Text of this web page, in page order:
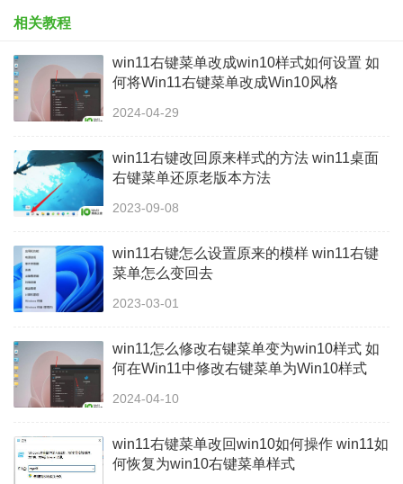
相关教程
win11右键菜单改成win10样式如何设置 如
何将Win11右键菜单改成Win10风格
2024-04-29
win11右键改回原来样式的方法 win11桌面
右键菜单还原老版本方法
2023-09-08
win11右键怎么设置原来的模样 win11右键
菜单怎么变回去
2023-03-01
win11怎么修改右键菜单变为win10样式 如
何在Win11中修改右键菜单为Win10样式
2024-04-10
win11右键菜单改回win10如何操作 win11如
何恢复为win10右键菜单样式